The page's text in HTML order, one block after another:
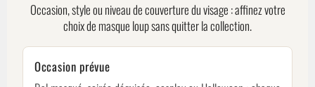
Occasion, style ou niveau de couverture du visage : affinez votre
choix de masque loup sans quitter la collection.
Occasion prévue